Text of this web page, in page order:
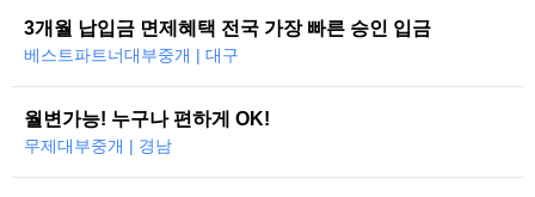
3개월 납입금 면제혜택 전국 가장 빠른 승인 입금
베스트파트너대부중개 | 대구
월변가능! 누구나 편하게 OK!
무제대부중개 | 경남